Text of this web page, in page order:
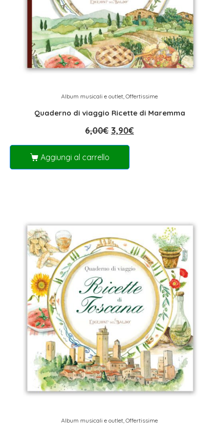
Album musicali e outlet Offertissime
Quaderno di viaggio Ricette di Maremma
6,00€ 3,90€
Aggiungi al carrello
Album musicali e outlet, Offertissime